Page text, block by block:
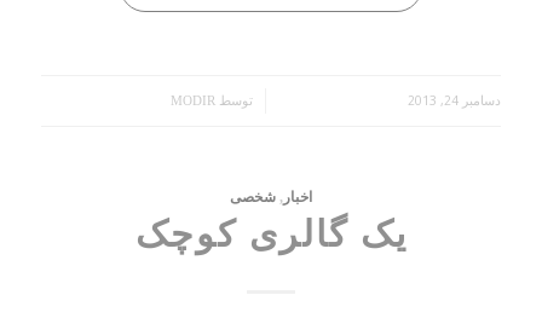
دسامبر 24, 2013 توسط MODIR
اخبار , شخصی
یک گالری کوچک